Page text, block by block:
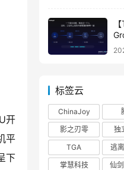
开
平
下
峰
标签云
ChinaJoy
影之刃零
独
TGA
逃
掌慧科技